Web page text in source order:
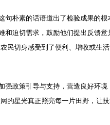
朴素的话语道出了检验成果的
迫切需求，鼓励他们提出反馈
切身感受到了便利、增收或生
强政策引导与支持，营造良好环
的星光真正照亮每一片田野，让